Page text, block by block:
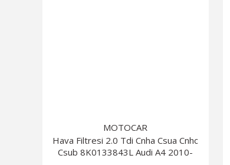
MOTOCAR
Hava Filtresi 2.0 Tdi Cnha Csua Cnhc
Csub 8K0133843L Audi A4 2010-